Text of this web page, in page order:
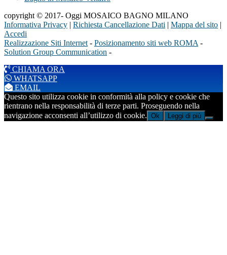
copyright © 2017- Oggi MOSAICO BAGNO MILANO
Informativa Privacy | Richiesta Cancellazione Dati | Mappa del sito |
Accedi
Realizzazione Siti Internet - Posizionamento siti web ROMA -
Solution Group Communication -
CHIAMA ORA
WHATSAPP
EMAIL
Questo sito utilizza cookie in conformità alla policy e cookie che
rientrano nella responsabilità di terze parti. Proseguendo nella
navigazione acconsenti all’utilizzo di cookie. Ok Leggi di più